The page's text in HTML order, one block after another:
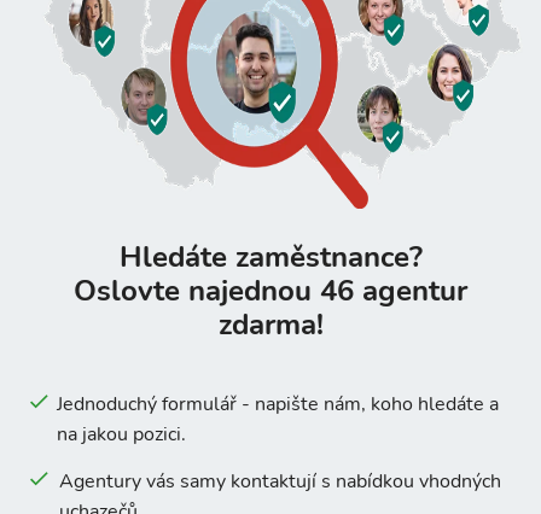
Hledáte zaměstnance?
Oslovte najednou 46 agentur
zdarma!
Jednoduchý formulář - napište nám, koho hledáte a
na jakou pozici.
Agentury vás samy kontaktují s nabídkou vhodných